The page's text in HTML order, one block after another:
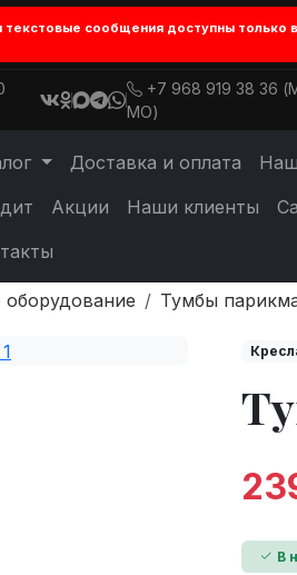
сообщения доступны только
+7 968 919 38 36
МО)
Доставка и оплата
Акции Наши клиенты
Тумбы
В